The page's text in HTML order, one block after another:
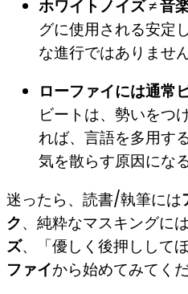
ホワイトノイズ ≠ 音楽
グに使用される安定
な進行ではありません
ローファイには通常
ビートは、勢いをつ
れば、言語を多用す
気を散らす原因にな
迷ったら、読書/執筆には
ク、純粋なマスキングには
ズ、「優しく後押しして
ファイから始めてみてくだ